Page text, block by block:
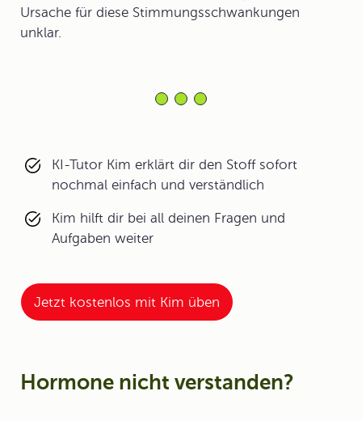
Ursache für diese Stimmungsschwankungen
unklar.
KI-Tutor Kim erklärt dir den Stoff sofort
nochmal einfach und verständlich
Kim hilft dir bei all deinen Fragen und
Aufgaben weiter
Jetzt kostenlos mit Kim üben
Hormone nicht verstanden?